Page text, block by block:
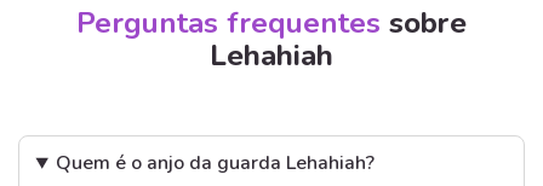
Perguntas frequentes sobre
Lehahiah
Quem é o anjo da guarda Lehahiah?